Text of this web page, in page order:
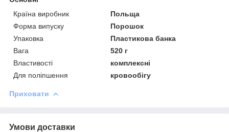
Країна виробник
Польща
Форма випуску
Порошок
Упаковка
Пластикова банка
Вага
520 г
Властивості
комплексні
Для поліпшення
кровообігу
Приховати
Умови доставки